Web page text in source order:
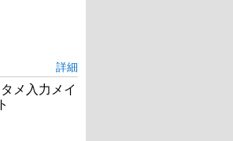
詳細
メ入力メイ